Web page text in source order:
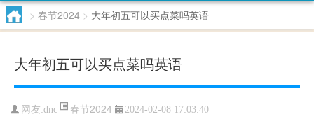
> 春节2024 > 大年初五可以买点菜吗英语
大年初五可以买点菜吗英语
网友:dnc 春节2024 2024-02-08 17:03:40